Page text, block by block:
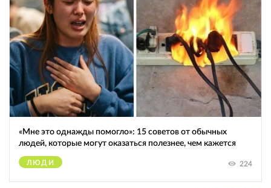
«Мне это однажды помогло»: 15 советов от обычных
людей, которые могут оказаться полезнее, чем кажется
ЛЮДИ 224